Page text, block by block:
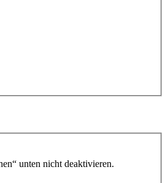
unten nicht deaktivieren.